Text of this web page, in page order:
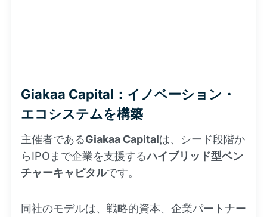
Giakaa Capital：イノベーション・
エコシステムを構築
主催者であるGiakaa Capitalは、シード段階か
らIPOまで企業を支援するハイブリッド型ベン
チャーキャピタルです。
同社のモデルは、戦略的資本、企業パートナー